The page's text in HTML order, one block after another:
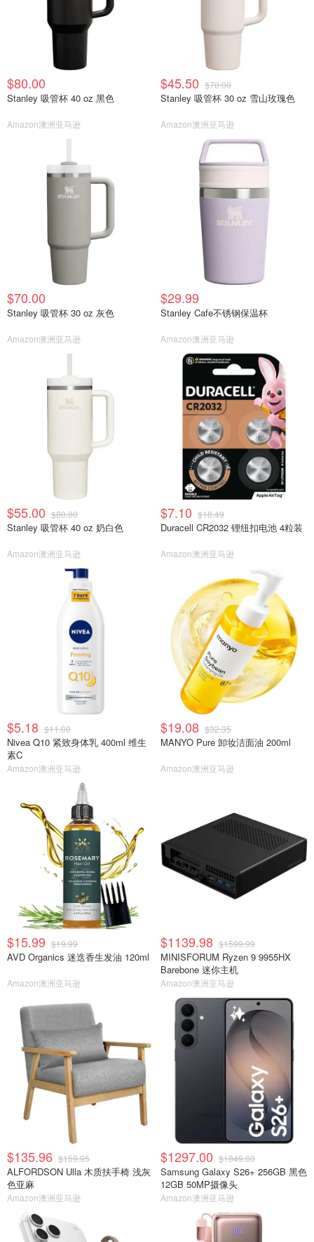
$80.00
Stanley 吸管杯 40 oz 黑色
Amazon澳洲亚马逊
$45.50 $70.00
Stanley 吸管杯 30 oz 雪山玫瑰色
Amazon澳洲亚马逊
$70.00
Stanley 吸管杯 30 oz 灰色
Amazon澳洲亚马逊
$29.99
Stanley Cafe不锈钢保温杯
Amazon澳洲亚马逊
$55.00 $80.00
Stanley 吸管杯 40 oz 奶白色
Amazon澳洲亚马逊
$7.10 $18.49
Duracell CR2032 锂纽扣电池 4粒装
Amazon澳洲亚马逊
$5.18 $11.00
Nivea Q10 紧致身体乳 400ml 维生
素C
Amazon澳洲亚马逊
$19.08 $32.35
MANYO Pure 卸妆洁面油 200ml
Amazon澳洲亚马逊
$15.99 $19.99
AVD Organics 迷迭香生发油 120ml
Amazon澳洲亚马逊
$1139.98 $1599.99
MINISFORUM Ryzen 9 9955HX
Barebone 迷你主机
Amazon澳洲亚马逊
$135.96 $159.95
ALFORDSON Ulla 木质扶手椅 浅灰
色亚麻
Amazon澳洲亚马逊
$1297.00 $1849.00
Samsung Galaxy S26+ 256GB 黑色
12GB 50MP摄像头
Amazon澳洲亚马逊